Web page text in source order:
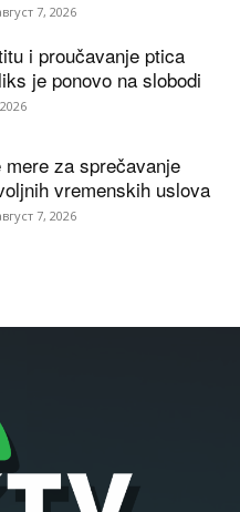
7, 2026
i proučavanje ptica
je ponovo na slobodi
mere za sprečavanje
vremenskih uslova
7, 2026